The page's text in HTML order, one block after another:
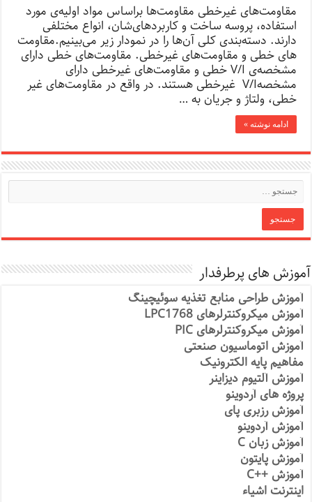
مقاومت‌های غیرخطی مقاومت‌ها براساس مواد اولیه‌ی مورد
استفاده، پروسه ساخت و کاربرد‌های‌شان، انواع مختلفی
دارند. دسته‌بندی کلی آن‌ها را در نمودار زیر می‌بینیم.مقاومت
های خطی و مقاومت‌های غیرخطی. مقاومت‌های خطی دارای
مشخصه‌ی V/I خطی و مقاومت‌های غیرخطی دارای
مشخصهV/I غیرخطی هستند. در واقع در مقاومت‌های غیر
خطی، ولتاژ و جریان به …
ادامه نوشته »
آموزش های پرطرفدار
آموزش طراحی منابع تغذیه سوئیچینگ
آموزش میکروکنترلرهای LPC1768
آموزش میکروکنترلرهای PIC
آموزش اتوماسیون صنعتی
مفاهیم پایه الکترونیک
آموزش آلتیوم دیزاینر
پروژه های آردوینو
آموزش رزبری پای
آموزش آردوینو
آموزش زبان C
آموزش پایتون
آموزش ++C
اینترنت اشیاء